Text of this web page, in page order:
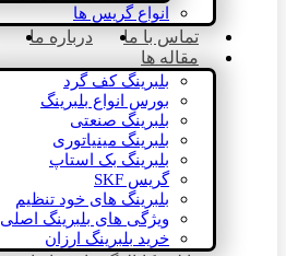
انواع گریس ها
تماس با ما درباره ما
مقاله ها
بلبرینگ کف گرد
بورس انواع بلبرینگ
بلبرینگ صنعتی
بلبرینگ مینیاتوری
بلبرینگ بک استاپ
گریس SKF
بلبرینگ های خود تنظیم
ویژگی های بلبرینگ اصلی
خرید بلبرینگ ارزان